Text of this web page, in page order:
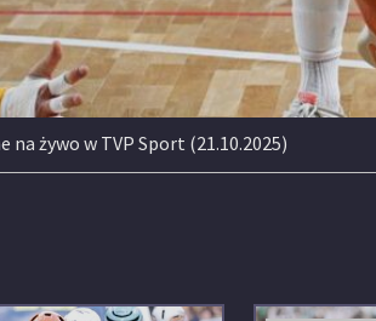
żywo w TVP Sport (21.10.2025)